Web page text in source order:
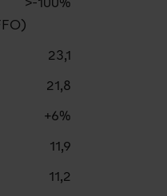
23,1
21,8
+6%
11,9
11,2